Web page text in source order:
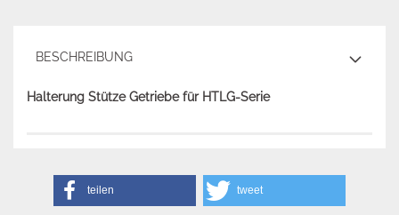
BESCHREIBUNG
Halterung Stütze Getriebe für HTLG-Serie
teilen tweet